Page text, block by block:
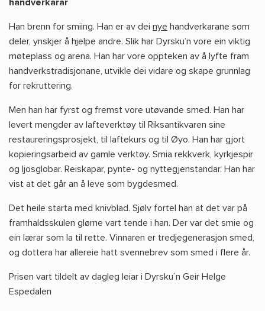
handverkarar
Han brenn for smiing. Han er av dei nye handverkarane som
deler, ynskjer å hjelpe andre. Slik har Dyrsku’n vore ein viktig
møteplass og arena. Han har vore oppteken av å lyfte fram
handverkstradisjonane, utvikle dei vidare og skape grunnlag
for rekruttering.
Men han har fyrst og fremst vore utøvande smed. Han har
levert mengder av lafteverktøy til Riksantikvaren sine
restaureringsprosjekt, til laftekurs og til Øyo. Han har gjort
kopieringsarbeid av gamle verktøy. Smia rekkverk, kyrkjespir
og ljosglobar. Reiskapar, pynte- og nyttegjenstandar. Han har
vist at det går an å leve som bygdesmed.
Det heile starta med knivblad. Sjølv fortel han at det var på
framhaldsskulen glørne vart tende i han. Der var det smie og
ein lærar som la til rette. Vinnaren er tredjegenerasjon smed,
og dottera har allereie hatt svennebrev som smed i flere år.
Prisen vart tildelt av dagleg leiar i Dyrsku´n Geir Helge
Espedalen